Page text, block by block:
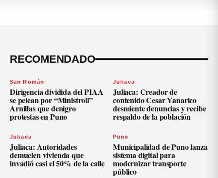
RECOMENDADO
San Román
Dirigencia dividida del PIAA
se pelean por “Ministroll”
Arnillas que denigro
protestas en Puno
Juliaca
Juliaca: Creador de
contenido Cesar Yanarico
desmiente denuncias y recibe
respaldo de la población
Juliaca
Juliaca: Autoridades
demuelen vivienda que
invadió casi el 50% de la calle
Puno
Municipalidad de Puno lanza
sistema digital para
modernizar transporte
público